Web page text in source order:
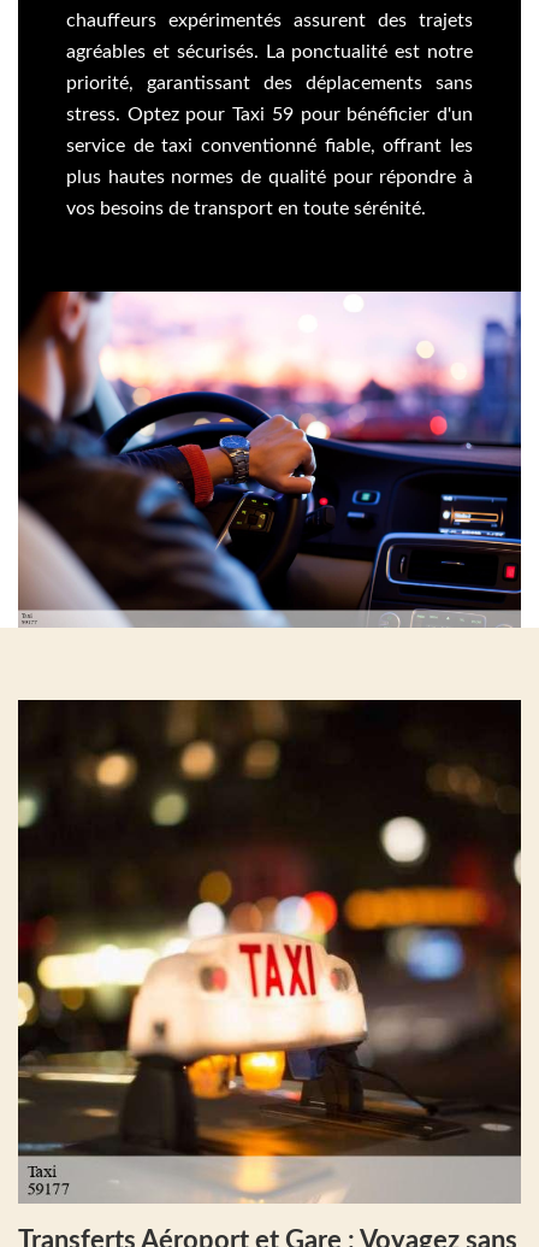
chauffeurs expérimentés assurent des trajets
agréables et sécurisés. La ponctualité est notre
priorité, garantissant des déplacements sans
stress. Optez pour Taxi 59 pour bénéficier d'un
service de taxi conventionné fiable, offrant les
plus hautes normes de qualité pour répondre à
vos besoins de transport en toute sérénité.
Transferts Aéroport et Gare : Voyagez sans